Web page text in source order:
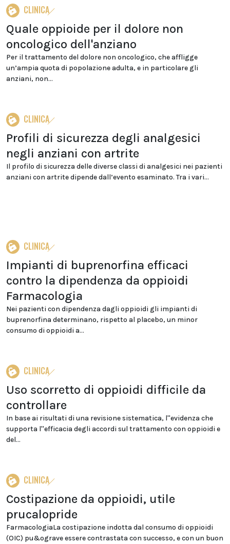
CLINICA
Quale oppioide per il dolore non
oncologico dell'anziano
Per il trattamento del dolore non oncologico, che affligge
un’ampia quota di popolazione adulta, e in particolare gli
anziani, non...
CLINICA
Profili di sicurezza degli analgesici
negli anziani con artrite
Il profilo di sicurezza delle diverse classi di analgesici nei pazienti
anziani con artrite dipende dall’evento esaminato. Tra i vari...
CLINICA
Impianti di buprenorfina efficaci
contro la dipendenza da oppioidi
Farmacologia
Nei pazienti con dipendenza dagli oppioidi gli impianti di
buprenorfina determinano, rispetto al placebo, un minor
consumo di oppioidi a...
CLINICA
Uso scorretto di oppioidi difficile da
controllare
In base ai risultati di una revisione sistematica, l''evidenza che
supporta l''efficacia degli accordi sul trattamento con oppioidi e
del...
CLINICA
Costipazione da oppioidi, utile
prucalopride
FarmacologiaLa costipazione indotta dal consumo di oppioidi
(OIC) pu&ograve essere contrastata con successo, e con un buon